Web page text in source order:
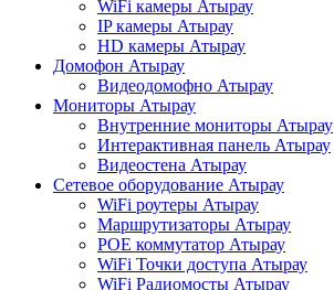
WiFi камеры Атырау
IP камеры Атырау
HD камеры Атырау
Домофон Атырау
Видеодомофно Атырау
Мониторы Атырау
Внутренние мониторы Атырау
Интерактивная панель Атырау
Видеостена Атырау
Сетевое оборудование Атырау
WiFi роутеры Атырау
Маршрутизаторы Атырау
POE коммутатор Атырау
WiFi Точки доступа Атырау
WiFi Радиомосты Атырау